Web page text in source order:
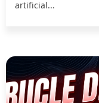
artificial...